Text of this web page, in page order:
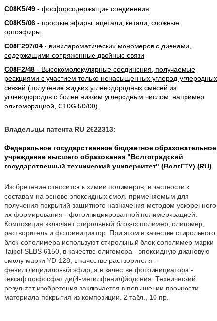
C08K5/49- фосфорсодержащие соединения
C08K5/06- простые эфиры; ацетали; кетали; сложные
ортоэфиры
C08F297/04- винилароматических мономеров с диенами,
содержащими сопряженные двойные связи
C08F2/48- Высокомолекулярные соединения, получаемые
реакциями с участием только ненасыщенных углерод-углеродных
связей (получение жидких углеводородных смесей из
углеводородов с более низким углеродным числом, например
олигомерацией, C10G 50/00)
Владельцы патента RU 2622313:
Федеральное государственное бюджетное образовательное
учреждение высшего образования "Волгоградский
государственный технический университет" (ВолгГТУ) (RU)
Изобретение относится к химии полимеров, в частности к
составам на основе эпоксидных смол, применяемым для
получения покрытий защитного назначения методом ускоренного
их формирования - фотоинициированной полимеризацией.
Композиция включает стирольный блок-сополимер, олигомер,
растворитель и фотоинициатор. При этом в качестве стирольного
блок-сополимера используют стирольный блок-сополимер марки
Taipol SEBS 6150, в качестве олигомера - эпоксидную диановую
смолу марки YD-128, в качестве растворителя -
фенилглицидиловый эфир, а в качестве фотоинициатора -
гексафторфосфат ди(4-метилфенил)йодония. Технический
результат изобретения заключается в повышении прочности
материала покрытия из композиции. 2 табл., 10 пр.